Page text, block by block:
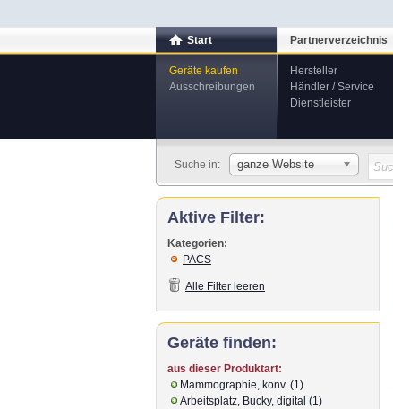
Start
Geräte kaufen
Ausschreibungen
Partnerverzeichnis
Hersteller
Händler / Service
Dienstleister
Suche in: ganze Website
Aktive Filter:
Kategorien:
PACS
Alle Filter leeren
Geräte finden:
aus dieser Produktart:
Mammographie, konv. (1)
Arbeitsplatz, Bucky, digital (1)